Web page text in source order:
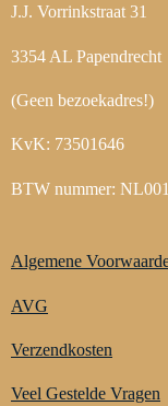
J.J. Vorrinkstraat 31
3354 AL Papendrecht
(Geen bezoekadres!)
KvK: 73501646
BTW nummer:
Algemene
AVG
Verzendkosten
Veel Gestelde Vragen